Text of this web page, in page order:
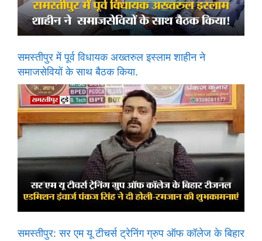
समस्तीपुर में पूर्व विधायक अख्तरुल इस्लाम शाहीन ने
समाजसेवियों के साथ बैठक किया.
समस्तीपुर: सर एम यू टीचर्स ट्रेनिंग ग्रुप ऑफ कॉलेज के बिहार